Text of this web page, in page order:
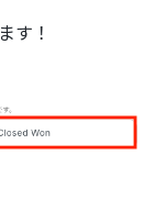
す！